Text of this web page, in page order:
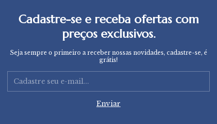
Cadastre-se e receba ofertas com
preços exclusivos.
Seja sempre o primeiro a receber nossas novidades, cadastre-se, é
grátis!